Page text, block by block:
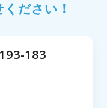
ださい！
183